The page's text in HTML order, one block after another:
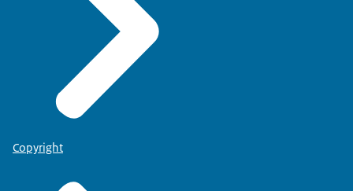
Copyright